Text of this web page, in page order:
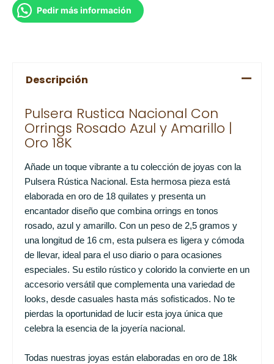
Pedir más información
Descripción
Pulsera Rustica Nacional Con
Orrings Rosado Azul y Amarillo |
Oro 18K
Añade un toque vibrante a tu colección de joyas con la
Pulsera Rústica Nacional. Esta hermosa pieza está
elaborada en oro de 18 quilates y presenta un
encantador diseño que combina orrings en tonos
rosado, azul y amarillo. Con un peso de 2,5 gramos y
una longitud de 16 cm, esta pulsera es ligera y cómoda
de llevar, ideal para el uso diario o para ocasiones
especiales. Su estilo rústico y colorido la convierte en un
accesorio versátil que complementa una variedad de
looks, desde casuales hasta más sofisticados. No te
pierdas la oportunidad de lucir esta joya única que
celebra la esencia de la joyería nacional.
Todas nuestras joyas están elaboradas en oro de 18k